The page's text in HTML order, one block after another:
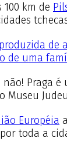
km de
produzida de
de uma
Praga
Européia
toda a